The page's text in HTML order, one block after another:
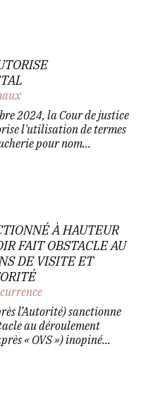
2024, la Cour de justice
l'utilisation de termes
pour nom...
À HAUTEUR
FAIT OBSTACLE AU
DE VISITE ET
l’Autorité) sanctionne
au déroulement
« OVS ») inopiné...